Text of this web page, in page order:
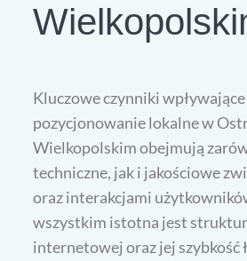
Kluczowe czynniki wpływające
pozycjonowanie lokalne w
Wielkopolskim obejmują
techniczne, jak i jakościowe
oraz interakcjami
wszystkim istotna jest
internetowej oraz jej szybkość